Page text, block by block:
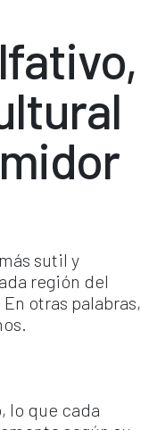
sutil y
región del
otras palabras,
lo que cada